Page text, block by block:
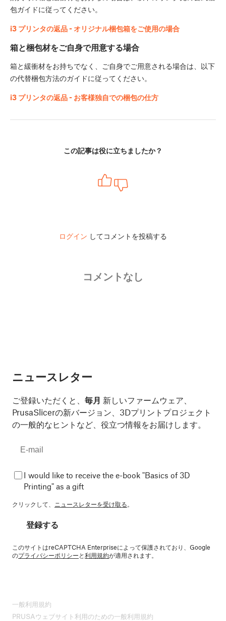
包ガイドに従ってください。
i3 プリンタの返品 - オリジナル梱包箱をご使用の場合
箱と梱包材をご自身で用意する場合
箱と緩衝材をお持ちでなく、ご自身でご用意される場合は、以下
の代替梱包方法のガイドに従ってください。
i3 プリンタの返品 - お客様独自での梱包の仕方
この記事は役に立ちましたか？
ログイン してコメントを投稿する
コメントなし
ニュースレター
ご登録いただくと、 毎月 新しいファームウェア、
PrusaSlicerの新バージョン、3Dプリントプロジェクト
の一般的なヒントなど、役立つ情報をお届けします。
I would like to receive the e-book "Basics of 3D
Printing" as a gift
クリックして、 ニュースレターを受け取る。
登録する
このサイトはreCAPTCHA Enterpriseによって保護されており、Google
のプライバシーポリシーと利用規約が適用されます。
一般利用規約
PRUSAウェブサイト利用のための一般利用規約